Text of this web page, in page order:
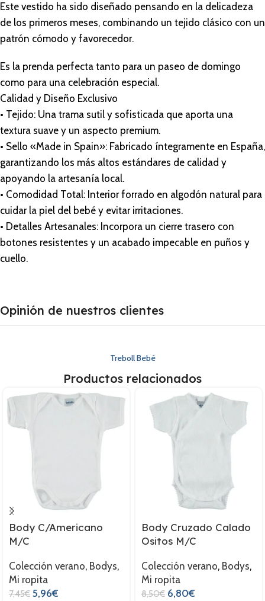
Este vestido ha sido diseñado pensando en la delicadeza
de los primeros meses, combinando un tejido clásico con un
patrón cómodo y favorecedor.
Es la prenda perfecta tanto para un paseo de domingo
como para una celebración especial.
Calidad y Diseño Exclusivo
• Tejido: Una trama sutil y sofisticada que aporta una
textura suave y un aspecto premium.
• Sello «Made in Spain»: Fabricado íntegramente en España,
garantizando los más altos estándares de calidad y
apoyando la artesanía local.
• Comodidad Total: Interior forrado en algodón natural para
cuidar la piel del bebé y evitar irritaciones.
• Detalles Artesanales: Incorpora un cierre trasero con
botones resistentes y un acabado impecable en puños y
cuello.
Opinión de nuestros clientes
Treboll Bebé
Productos relacionados
Body C/Americano
M/C
Colección verano, Bodys,
Mi ropita
7,45€ 5,96€
Body Cruzado Calado
Ositos M/C
Colección verano, Bodys,
Mi ropita
8,50€ 6,80€